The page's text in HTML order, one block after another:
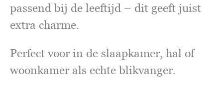
passend bij de leeftijd – dit geeft juist
extra charme.
Perfect voor in de slaapkamer, hal of
woonkamer als echte blikvanger.